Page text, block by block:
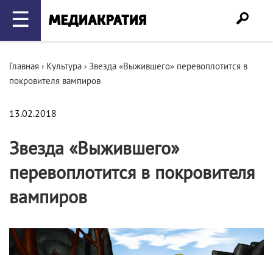
☰
Главная › Культура › Звезда «Выжившего» перевоплотится в
покровителя вампиров
13.02.2018
Звезда «Выжившего»
перевоплотится в покровителя
вампиров